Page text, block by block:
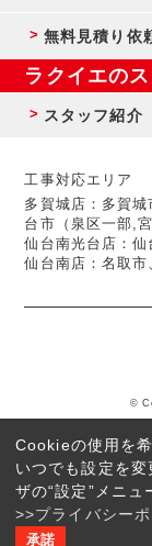
Cookieの使用を
いつでも設定を
ザの“設定”メニュ
>>プライバシー
承諾
©
無料見積り依
ラクイエの
スタッフ紹介
工事対応エリア
多賀城店：多賀
台市（泉区一部,
仙台南光台店：仙
仙台南店：名取